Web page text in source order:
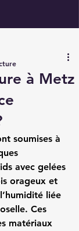
à Metz
soumises à
avec gelées
orageux et
liée
Ces
matériaux